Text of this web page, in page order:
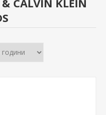
CALVIN KLEIN